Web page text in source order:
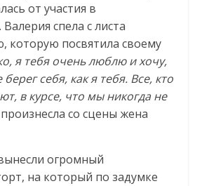
от участия в
спела с листа
которую посвятила своему
я тебя очень люблю и хочу,
себя, как я тебя. Все, кто
в курсе, что мы никогда не
со сцены жена
огромный
на который по задумке